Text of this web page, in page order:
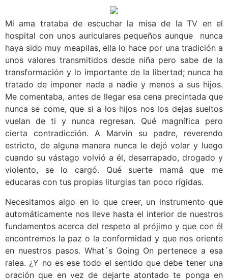
Mi ama trataba de escuchar la misa de la TV en el
hospital con unos auriculares pequeños aunque nunca
haya sido muy meapilas, ella lo hace por una tradición a
unos valores transmitidos desde niña pero sabe de la
transformación y lo importante de la libertad; nunca ha
tratado de imponer nada a nadie y menos a sus hijos.
Me comentaba, antes de llegar esa cena precintada que
nunca se come, que si a los hijos nos los dejas sueltos
vuelan de ti y nunca regresan. Qué magnífica pero
cierta contradicción. A Marvin su padre, reverendo
estricto, de alguna manera nunca le dejó volar y luego
cuando su vástago volvió a él, desarrapado, drogado y
violento, se lo cargó. Qué suerte mamá que me
educaras con tus propias liturgias tan poco rígidas.
Necesitamos algo en lo que creer, un instrumento que
automáticamente nos lleve hasta el interior de nuestros
fundamentos acerca del respeto al prójimo y que con él
encontremos la paz o la conformidad y que nos oriente
en nuestros pasos. What´s Going On pertenece a esa
ralea. ¿Y no es ese todo el sentido que debe tener una
oración que en vez de dejarte atontado te ponga en